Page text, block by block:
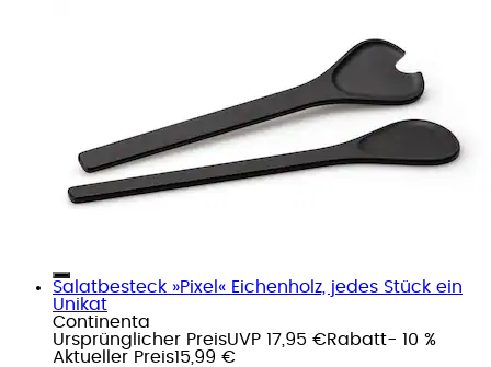
Salatbesteck »Pixel« Eichenholz, jedes Stück ein
Unikat
Continenta
Ursprünglicher PreisUVP 17,95 €Rabatt- 10 %
Aktueller Preis15,99 €